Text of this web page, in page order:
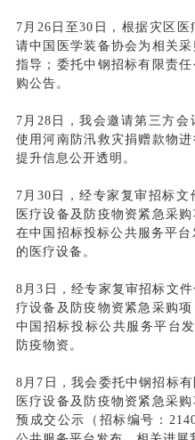
7月26日至30日，根据灾区
请中国医学装备协会为相关
指导；委托中钢招标有限责
购公告。
7月28日，我会邀请第三方
使用河南防汛救灾捐赠款物
提升信息公开透明。
7月30日，经专家复审招标
医疗设备及防疫物资紧急采
在中国招标投标公共服务平
的医疗设备。
8月3日，经专家复审招标文
疗设备及防疫物资紧急采购
中国招标投标公共服务平台
防疫物资。
8月7日，我会委托中钢招标
医疗设备及防疫物资紧急采
预成交公示（招标编号：